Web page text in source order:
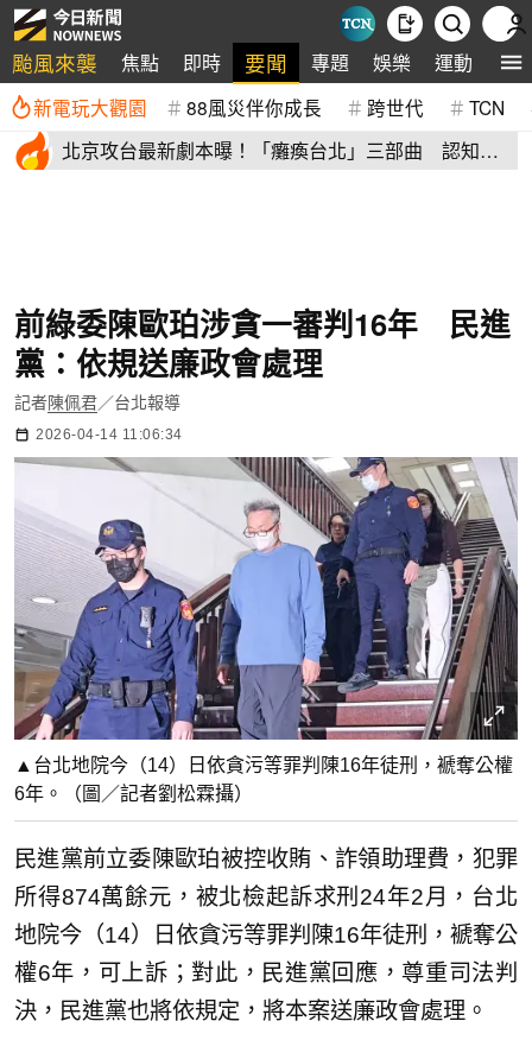
颱風來襲 焦點 即時 要聞 專題 娛樂 運動 全
新電玩大觀園 88風災伴你成長 跨世代 TCN
北京攻台最新劇本曝！「癱瘓台北」三部曲 認知戰
前綠委陳歐珀涉貪一審判16年 民進
黨：依規送廉政會處理
記者陳佩君／台北報導
2026-04-14 11:06:34
▲台北地院今（14）日依貪污等罪判陳16年徒刑，褫奪公權
6年。（圖／記者劉松霖攝）
民進黨前立委陳歐珀被控收賄、詐領助理費，犯罪
所得874萬餘元，被北檢起訴求刑24年2月，台北
地院今（14）日依貪污等罪判陳16年徒刑，褫奪公
權6年，可上訴；對此，民進黨回應，尊重司法判
決，民進黨也將依規定，將本案送廉政會處理。